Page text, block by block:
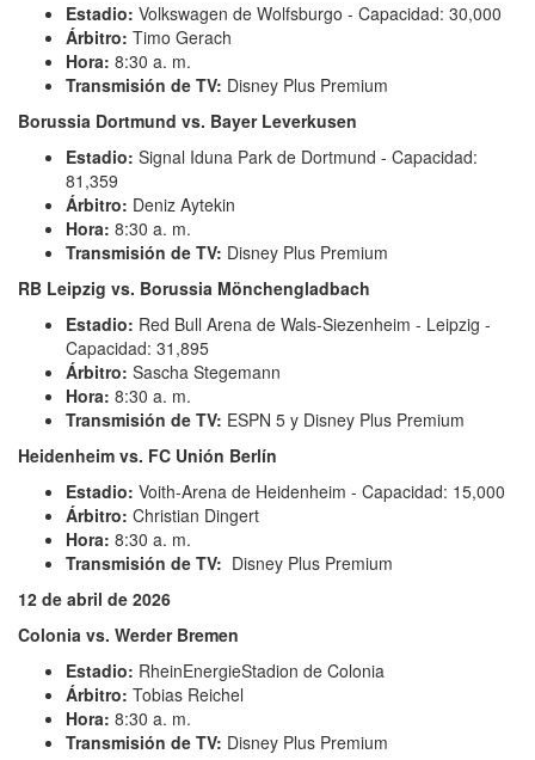
Estadio: Volkswagen de Wolfsburgo - Capacidad: 30,000
Árbitro: Timo Gerach
Hora: 8:30 a. m.
Transmisión de TV: Disney Plus Premium
Borussia Dortmund vs. Bayer Leverkusen
Estadio: Signal Iduna Park de Dortmund - Capacidad:
81,359
Árbitro: Deniz Aytekin
Hora: 8:30 a. m.
Transmisión de TV: Disney Plus Premium
RB Leipzig vs. Borussia Mönchengladbach
Estadio: Red Bull Arena de Wals-Siezenheim - Leipzig -
Capacidad: 31,895
Árbitro: Sascha Stegemann
Hora: 8:30 a. m.
Transmisión de TV: ESPN 5 y Disney Plus Premium
Heidenheim vs. FC Unión Berlín
Estadio: Voith-Arena de Heidenheim - Capacidad: 15,000
Árbitro: Christian Dingert
Hora: 8:30 a. m.
Transmisión de TV: Disney Plus Premium
12 de abril de 2026
Colonia vs. Werder Bremen
Estadio: RheinEnergieStadion de Colonia
Árbitro: Tobias Reichel
Hora: 8:30 a. m.
Transmisión de TV: Disney Plus Premium